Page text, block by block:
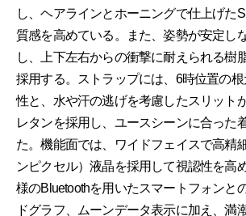
し、ヘアラインとホーニングで仕上げた
質感を高めている。また、姿勢が安定し
し、上下左右からの衝撃に耐えられる樹
採用する。ストラップには、6時位置の根
性と、水や汗の逃げを考慮したスリット
レタンを採用し、ユースシーンに合った
た。機能面では、ワイドフェイスで高精
ンピクセル）液晶を採用して視認性を高
様のBluetoothを用いたスマートフォンと
ドグラフ、ムーンデータ表示に加え、満